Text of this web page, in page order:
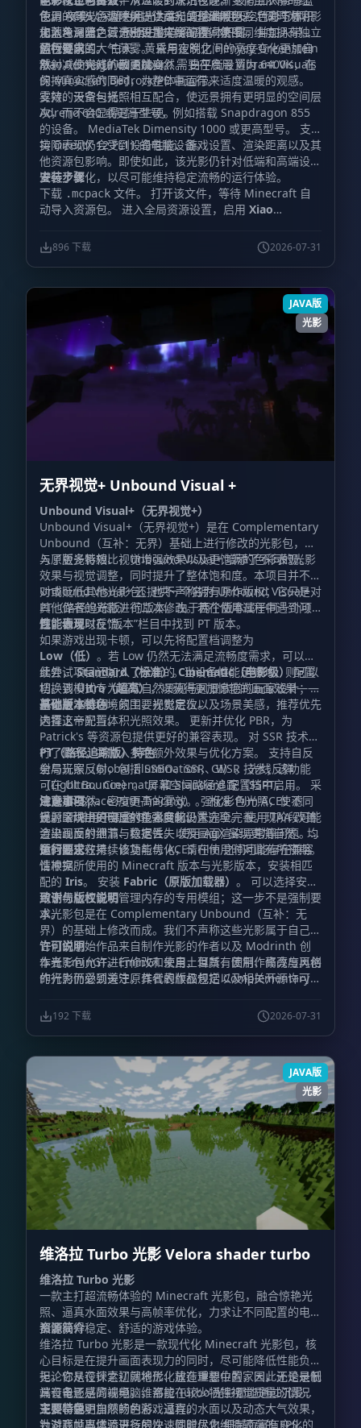
色。 夜晚以深蓝色月光为主，配合鲜明天空色彩与体积
化蓝色月光，营造出更加丰富的夜间氛围。
色调的月光，为环境提供柔和的基础照明。 针对下界、
末地与深暗之域分别设置光照配置，使不同维度拥有独立
的视觉氛围。 白天、黄昏与夜晚之间的亮度变化更加自
然，减少突兀的画面跳变。
使用 ACES 色调映射，让高光呈现温暖色彩，同时为阴影
加入冷调蓝色。 根据生物群系调整体积雾，并加入带有
蓝色倾向的大气薄雾。 采用定制化 Henyey-Greenstein
散射，使光线扩散更加自然。 白平衡设置为 6400K，在
保持真实感的同时，为整体画面带来适度温暖的观感。
雾效、天空与光照相互配合，使远景拥有更明显的空间层
次，而不会显得过于生硬。
运行要求
Xiao Reimagined Reborn 需要在启用 Vibrant Visuals
的 Minecraft Bedrock/PE 中运行。
支持的设备包括：
Adreno 640 或更高型号，例如搭载 Snapdragon 855
的设备。 MediaTek Dimensity 1000 或更高型号。 支
持 DirectX 12 FL11 的电脑设备。
实际表现仍会受到设备性能、游戏设置、渲染距离以及其
他资源包影响。即使如此，该光影仍针对低端和高端设备
进行了优化，以尽可能维持稳定流畅的运行体验。
安装步骤
下载 .mcpack 文件。 打开该文件，等待 Minecraft 自
动导入资源包。 进入全局资源设置，启用 Xiao
Visuals。 重新进入世界，确认新的天空、光照与雾效已
经生效。
896 下载 2026-07-31
JAVA版
光影
无界视觉+ Unbound Visual +
Unbound Visual+（无界视觉+）
Unbound Visual+（无界视觉+）是在 Complementary
Unbound（互补：无界）基础上进行修改的光影包，加
入了更多特效、视觉增强效果以及更饱满的色彩表现。
与原版光影相比，Unbound Visual+ 增添了不同的光影
效果与视觉调整，同时提升了整体饱和度。本项目并不针
对或贬低其他光影包，也不声称拥有原作版权；它只是对
其他作者的光影进行二次修改。若在使用过程中遇到问
题，请及时反馈。
Unbound Visual+ 还提供一个名为 Unbound Visual+
PT（路径追踪版）的版本。由于两个版本属于同一个项
目，你可以在“版本”栏目中找到 PT 版本。
性能表现
如果游戏出现卡顿，可以先将配置档调整为
Low（低） 。若 Low 仍然无法满足流畅度需求，可以继
续尝试Standard（标准）。当设备性能足够时，则可以
切换到Ultra（超高），以获得更加惊艳的画面效果——
这也是 Visual+ 的主要视觉定位。
此外，项目还加入了全新的Cinematic（电影级）配置
档。该模式专为喜欢自然景观与风景欣赏的玩家设计；如
果你更注重环境氛围、光影层次以及场景美感，推荐优先
选择这一配置。
基础版本特色
内置上帝光与体积光照效果。 更新并优化 PBR，为
Patrick's 等资源包提供更好的兼容表现。 对 SSR 技术进
行了修改，并加入多项额外效果与优化方案。 支持自反
射与玩家反射，包括 SSBO、SSR、WSR 技术；该功能
可在 Ultra、Cinematic 和 Standard 配置档中启用。 采
用更加自然、密度更高的雾效。 强化彩色光照，使不同
光源呈现出更明显的色彩变化。
PT（路径追踪版）特色
全局光照（Global Illumination，GI）。 光线反弹
（Light Bounce）。 屏幕空间路径追踪（SSPT，
Screen-Space Path-Tracing）。 标准 Film ACES 滤
镜。 新增用于调整 GI 强度的设置选项。 使用 TAA 改善
渲染画面的细节与稳定性。 使用 AgX 呈现更加自然、均
衡的阳光效果；该功能与 ACES Film 之间可能存在兼容
性冲突。
注意事项
反射区块中的自反射技术目前仍未完全完善。现阶段可能
会出现反射泄漏、数据丢失以及画面渲染异常等问题。相
关问题正在持续修复与优化，请在使用时对此有所预期。
运行要求
请根据所使用的 Minecraft 版本与光影版本，安装相匹
配的 Iris。 安装 Fabric（原版加载器） 。 可以选择安装
用于优化性能和管理内存的专用模组；这一步不是强制要
求。
致谢与版权说明
本光影包是在 Complementary Unbound（互补：无
界）的基础上修改而成。我们不声称这些光影属于自己，
它们的原始作品来自制作光影的作者以及 Modrinth 创
作者 EminGT。EminGT 来自土耳其，因制作高亮度风格
的光影而受到关注，其代表作品包括 Complementary
Shaders（互补光影）以及 Complementary
Reimagined（互补：重构版）。
许可说明
本光影包允许进行修改和使用，但所有使用、修改与再创
作行为仍必须遵守原作者的版权规定以及相关开源许可要
192 下载 2026-07-31
JAVA版
光影
维洛拉 Turbo 光影 Velora shader turbo
维洛拉 Turbo 光影
一款主打超流畅体验的 Minecraft 光影包，融合惊艳光
照、逼真水面效果与高帧率优化，力求让不同配置的电脑
都能获得稳定、舒适的游戏体验。
资源简介
维洛拉 Turbo 光影是一款现代化 Minecraft 光影包，核
心目标是在提升画面表现力的同时，尽可能降低性能负
担。它从设计之初就将优化放在重要位置，因此无论是低
端设备还是高端电脑，都能在较少牺牲视觉质量的情况
下，享受更加顺畅的游戏过程。
无论你是在探索辽阔地形、建造理想中的家园，还是录制
具有电影感的视频，维洛拉 Turbo 光影都能通过沉浸式
光照、鲜明自然的色彩、逼真的水面以及动态大气效果，
为游戏世界增添更多层次，同时尽力维持较高的 FPS。
主要特色
针对高帧率体验进行的快速性能优化 细腻而富有变化的